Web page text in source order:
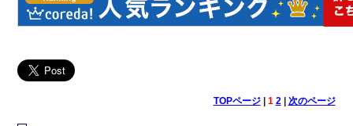
TOPページ| 1 2| 次のページ